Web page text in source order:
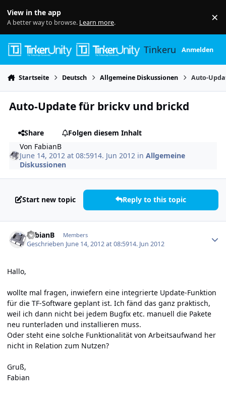
View in the app
A better way to browse. Learn more. ×
TinkerunityAnmelden
Startseite Deutsch Allgemeine Diskussionen Auto-
Auto-Update für brickv und brickd
Share
Folgen diesem Inhalt
Von FabianB
June 14, 2012 at 08:5914. Jun 2012 inAllgemeine
Diskussionen
Start new topic Reply to this topic
FabianB Members
Geschrieben June 14, 2012 at 08:5914. Jun 2012
Hallo,
wollte mal fragen, inwiefern eine integrierte Update-Funktion
für die TF-Software geplant ist. Ich fänd das ganz praktisch,
weil ich dann nicht bei jedem Bugfix etc. manuell die Pakete
neu runterladen und installieren muss.
Oder steht eine solche Funktionalität von Arbeitsaufwand her
nicht in Relation zum Nutzen?
Gruß,
Fabian